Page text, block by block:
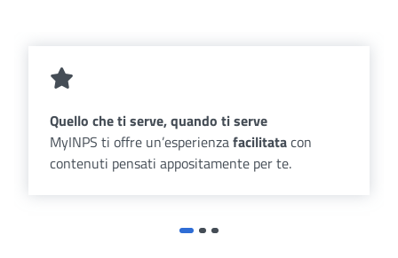
Quello che ti serve, quando ti serve
MyINPS ti offre un’esperienzafacilitatacon
contenuti pensati appositamente per te.